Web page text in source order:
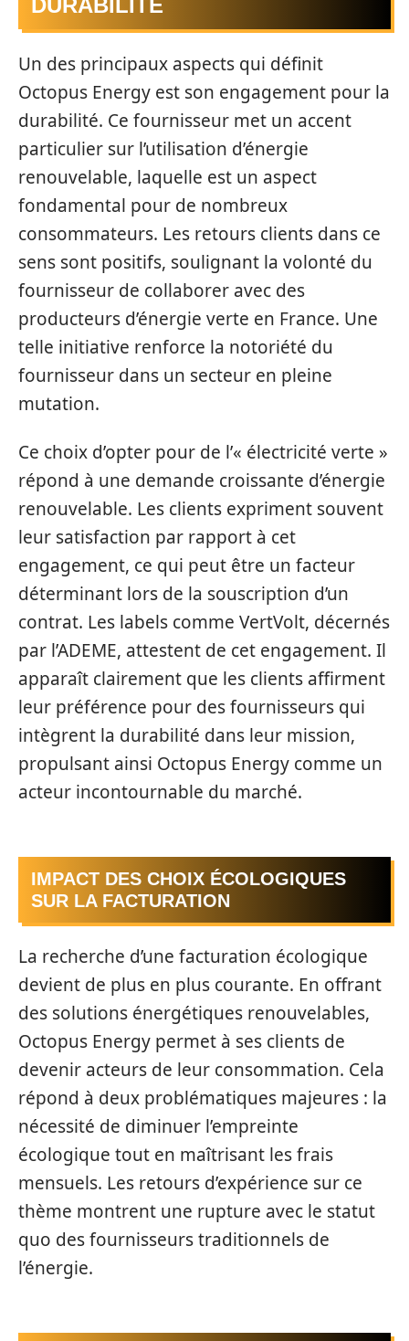
DURABILITÉ
Un des principaux aspects qui définit
Octopus Energy est son engagement pour la
durabilité. Ce fournisseur met un accent
particulier sur l’utilisation d’énergie
renouvelable, laquelle est un aspect
fondamental pour de nombreux
consommateurs. Les retours clients dans ce
sens sont positifs, soulignant la volonté du
fournisseur de collaborer avec des
producteurs d’énergie verte en France. Une
telle initiative renforce la notoriété du
fournisseur dans un secteur en pleine
mutation.
Ce choix d’opter pour de l’« électricité verte »
répond à une demande croissante d’énergie
renouvelable. Les clients expriment souvent
leur satisfaction par rapport à cet
engagement, ce qui peut être un facteur
déterminant lors de la souscription d’un
contrat. Les labels comme VertVolt, décernés
par l’ADEME, attestent de cet engagement. Il
apparaît clairement que les clients affirment
leur préférence pour des fournisseurs qui
intègrent la durabilité dans leur mission,
propulsant ainsi Octopus Energy comme un
acteur incontournable du marché.
IMPACT DES CHOIX ÉCOLOGIQUES
SUR LA FACTURATION
La recherche d’une facturation écologique
devient de plus en plus courante. En offrant
des solutions énergétiques renouvelables,
Octopus Energy permet à ses clients de
devenir acteurs de leur consommation. Cela
répond à deux problématiques majeures : la
nécessité de diminuer l’empreinte
écologique tout en maîtrisant les frais
mensuels. Les retours d’expérience sur ce
thème montrent une rupture avec le statut
quo des fournisseurs traditionnels de
l’énergie.